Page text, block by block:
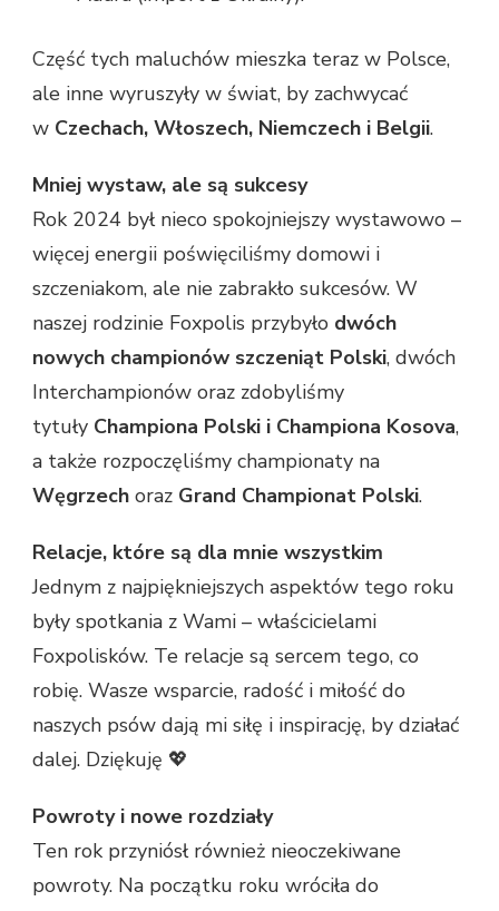
Część tych maluchów mieszka teraz w Polsce,
ale inne wyruszyły w świat, by zachwycać
w Czechach, Włoszech, Niemczech i Belgii.
Mniej wystaw, ale są sukcesy
Rok 2024 był nieco spokojniejszy wystawowo –
więcej energii poświęciliśmy domowi i
szczeniakom, ale nie zabrakło sukcesów. W
naszej rodzinie Foxpolis przybyło dwóch
nowych championów szczeniąt Polski, dwóch
Interchampionów oraz zdobyliśmy
tytuły Championa Polski i Championa Kosova,
a także rozpoczęliśmy championaty na
Węgrzech oraz Grand Championat Polski.
Relacje, które są dla mnie wszystkim
Jednym z najpiękniejszych aspektów tego roku
były spotkania z Wami – właścicielami
Foxpolisków. Te relacje są sercem tego, co
robię. Wasze wsparcie, radość i miłość do
naszych psów dają mi siłę i inspirację, by działać
dalej. Dziękuję 💖
Powroty i nowe rozdziały
Ten rok przyniósł również nieoczekiwane
powroty. Na początku roku wróciła do